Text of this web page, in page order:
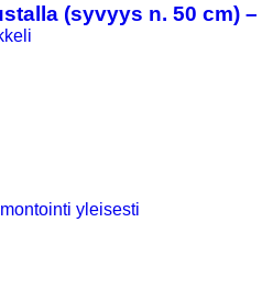
(syvyys n. 50 cm)
yleisesti